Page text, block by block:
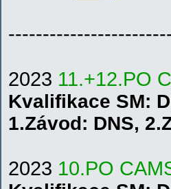
2023 11.+12.PO
Kvalifikace SM:
1.Závod: DNS, 2.
2023 10.PO